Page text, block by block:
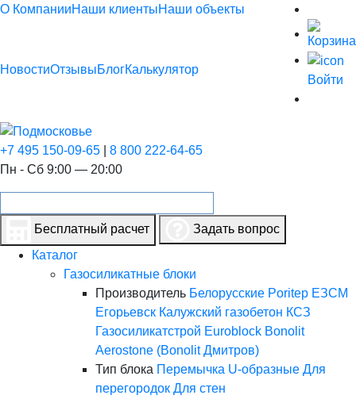
О КомпанииНаши клиентыНаши объекты
НовостиОтзывыБлогКалькулятор
Войти
+7 495 150-09-65
8 800 222-64-65
Пн - Сб 9:00 — 20:00
Бесплатный расчет
Задать вопрос
Каталог
Газосиликатные блоки
Производитель Белорусские Poritep ЕЗСМ
Егорьевск Калужский газобетон КСЗ
Газосиликатстрой Euroblock Bonolit
Aerostone (Bonolit Дмитров)
Тип блока Перемычка U-образные Для
перегородок Для стен